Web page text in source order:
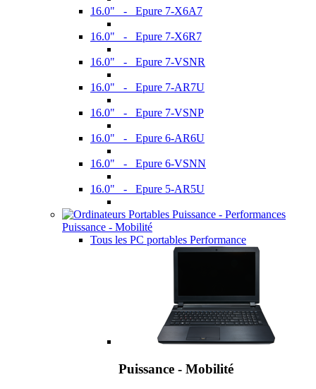
16.0" - Epure 7-X6A7
16.0" - Epure 7-X6R7
16.0" - Epure 7-VSNR
16.0" - Epure 7-AR7U
16.0" - Epure 7-VSNP
16.0" - Epure 6-AR6U
16.0" - Epure 6-VSNN
16.0" - Epure 5-AR5U
Puissance - Mobilité
Tous les PC portables Performance
Puissance - Mobilité